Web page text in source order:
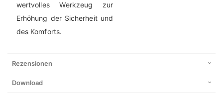
wertvolles Werkzeug zur
Erhöhung der Sicherheit und
des Komforts.
Rezensionen
Download